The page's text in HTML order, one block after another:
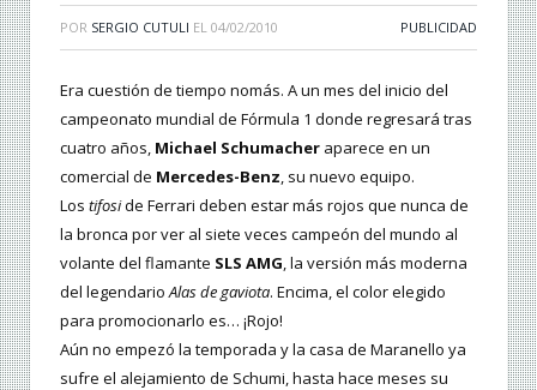
POR SERGIO CUTULI EL 04/02/2010 PUBLICIDAD
Era cuestión de tiempo nomás. A un mes del inicio del
campeonato mundial de Fórmula 1 donde regresará tras
cuatro años, Michael Schumacher aparece en un
comercial de Mercedes-Benz, su nuevo equipo.
Los tifoside Ferrari deben estar más rojos que nunca de
la bronca por ver al siete veces campeón del mundo al
volante del flamante SLS AMG, la versión más moderna
del legendarioAlas de gaviota. Encima, el color elegido
para promocionarlo es… ¡Rojo!
Aún no empezó la temporada y la casa de Maranello ya
sufre el alejamiento de Schumi, hasta hace meses su